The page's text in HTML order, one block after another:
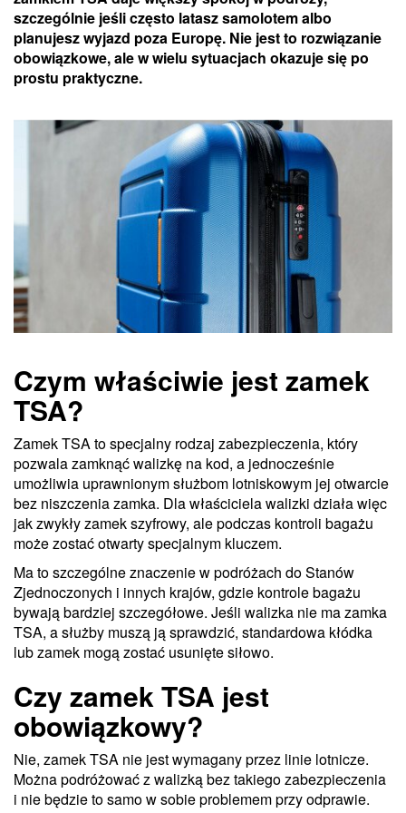
szczególnie jeśli często latasz samolotem albo
planujesz wyjazd poza Europę. Nie jest to rozwiązanie
obowiązkowe, ale w wielu sytuacjach okazuje się po
prostu praktyczne.
Czym właściwie jest zamek
TSA?
Zamek TSA to specjalny rodzaj zabezpieczenia, który
pozwala zamknąć walizkę na kod, a jednocześnie
umożliwia uprawnionym służbom lotniskowym jej otwarcie
bez niszczenia zamka. Dla właściciela walizki działa więc
jak zwykły zamek szyfrowy, ale podczas kontroli bagażu
może zostać otwarty specjalnym kluczem.
Ma to szczególne znaczenie w podróżach do Stanów
Zjednoczonych i innych krajów, gdzie kontrole bagażu
bywają bardziej szczegółowe. Jeśli walizka nie ma zamka
TSA, a służby muszą ją sprawdzić, standardowa kłódka
lub zamek mogą zostać usunięte siłowo.
Czy zamek TSA jest
obowiązkowy?
Nie, zamek TSA nie jest wymagany przez linie lotnicze.
Można podróżować z walizką bez takiego zabezpieczenia
i nie będzie to samo w sobie problemem przy odprawie.